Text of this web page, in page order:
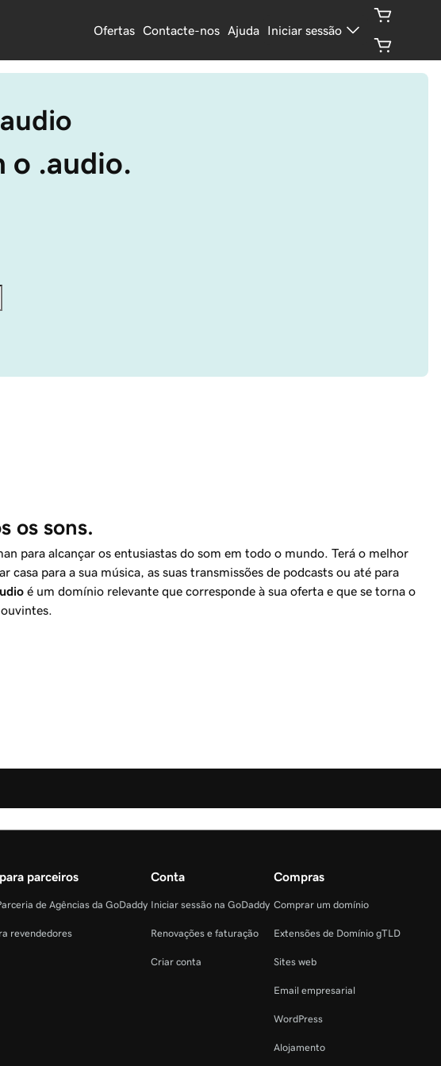
Ofertas Contacte-nos Ajuda Iniciar sessão
o .audio.
os sons.
para alcançar os entusiastas do som em todo o mundo. Terá o melhor
casa para a sua música, as suas transmissões de podcasts ou até para
é um domínio relevante que corresponde à sua oferta e que se torna o
parceiros
de Agências da GoDaddy
revendedores
Conta
Iniciar sessão na GoDaddy
Renovações e faturação
Criar conta
Compras
Comprar um domínio
Extensões de Domínio gTLD
Sites web
Email empresarial
WordPress
Alojamento